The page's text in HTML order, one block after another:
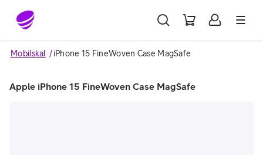
Gå till sidans innehåll
Mobilskal iPhone 15 FineWoven Case MagSafe
Apple iPhone 15 FineWoven Case MagSafe